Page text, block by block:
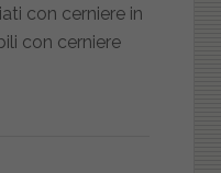
con cerniere in
con cerniere